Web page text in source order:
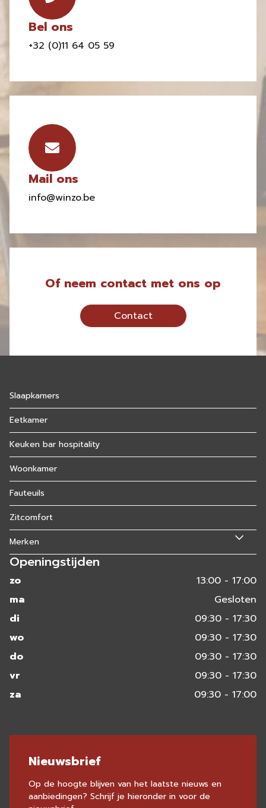
Bel ons
+32 (0)11 64 05 59
Mail ons
info@winzo.be
Of neem contact met ons op
Contact
Slaapkamers
Eetkamer
Keuken bar hospitality
Woonkamer
Fauteuils
Zitcomfort
Merken
Openingstijden
zo
13:00 - 17:00
ma
Gesloten
di
09:30 - 17:30
wo
09:30 - 17:30
do
09:30 - 17:30
vr
09:30 - 17:30
za
09:30 - 17:00
Nieuwsbrief
Op de hoogte blijven van het laatste nieuws en
aanbiedingen? Schrijf je hieronder in voor de